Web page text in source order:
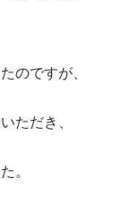
のですが、
ただき、
。